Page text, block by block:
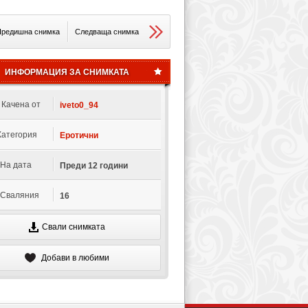
снимка Следваща снимка
ИНФОРМАЦИЯ ЗА СНИМКАТА
Качена от iveto0_94
Еротични
На дата Преди 12 години
Сваляния 16
Свали снимката
Добави в любими